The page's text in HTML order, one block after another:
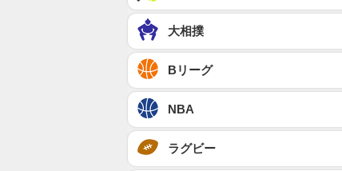
大相撲
Bリーグ
NBA
ラグビー